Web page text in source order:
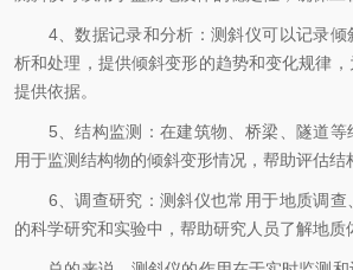
4、数据记录和分析：测斜仪可以记录倾
析和处理，提供倾斜变形的趋势和变化规律
提供依据。
5、结构监测：在建筑物、桥梁、隧道等
用于监测结构物的倾斜变形情况，帮助评估结
6、调查研究：测斜仪也常用于地质调查
的科学研究和实验中，帮助研究人员了解地质